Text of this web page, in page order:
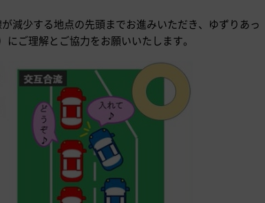
減少する地点の先頭までお進みいただき、ゆずりあっ
ご理解とご協力をお願いいたします。